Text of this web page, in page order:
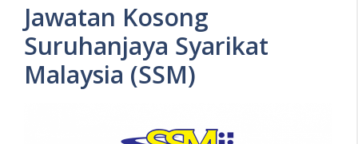
Jawatan Kosong
Suruhanjaya Syarikat
Malaysia (SSM)